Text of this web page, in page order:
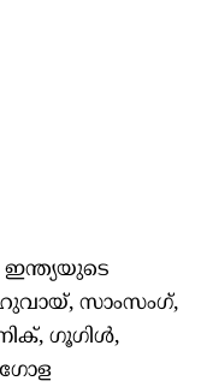
ഹുവായ്, സാംസംഗ്,
ഗൂഗിൾ,